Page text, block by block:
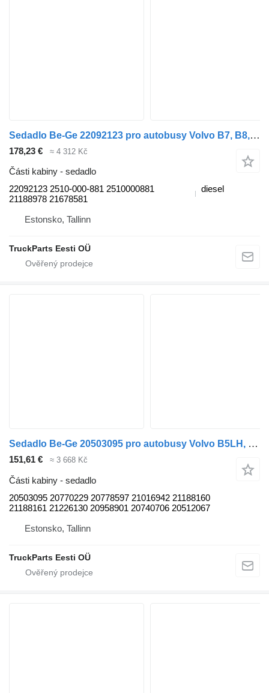
Sedadlo Be-Ge 22092123 pro autobusy Volvo B7, B8, B9, B12 bus (2005-)
178,23 € ≈ 4 312 Kč
Části kabiny - sedadlo
22092123 2510-000-881 2510000881
21188978 21678581
diesel
Estonsko, Tallinn
TruckParts Eesti OÜ
Sedadlo Be-Ge 20503095 pro autobusy Volvo B5LH, B0E (2008-)
151,61 € ≈ 3 668 Kč
Části kabiny - sedadlo
20503095 20770229 20778597 21016942 21188160
21188161 21226130 20958901 20740706 20512067
Estonsko, Tallinn
TruckParts Eesti OÜ